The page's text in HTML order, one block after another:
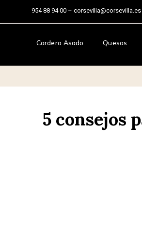
954 88 94 00 – corsevilla@corsevilla.es
Cordero Asado Quesos
5 consejos